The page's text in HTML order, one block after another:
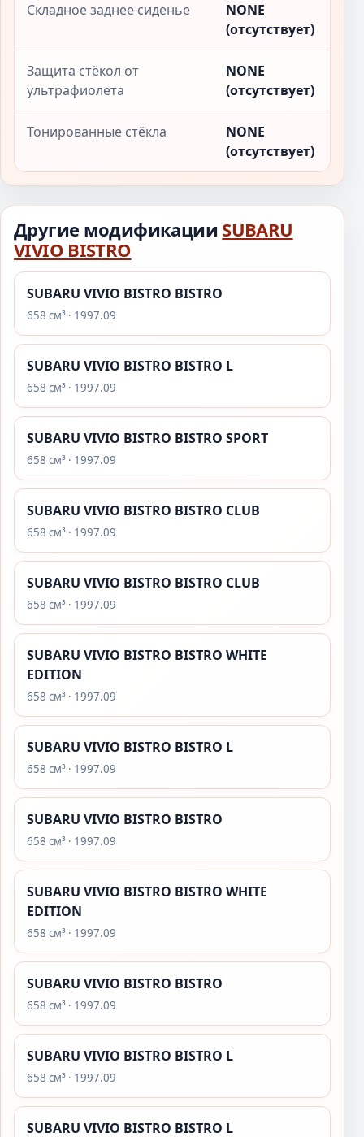
Складное заднее сиденье
NONE
(отсутствует)
Защита стёкол от
ультрафиолета
NONE
(отсутствует)
Тонированные стёкла
NONE
(отсутствует)
Другие модификации SUBARU
VIVIO BISTRO
SUBARU VIVIO BISTRO BISTRO
658 см³ · 1997.09
SUBARU VIVIO BISTRO BISTRO L
658 см³ · 1997.09
SUBARU VIVIO BISTRO BISTRO SPORT
658 см³ · 1997.09
SUBARU VIVIO BISTRO BISTRO CLUB
658 см³ · 1997.09
SUBARU VIVIO BISTRO BISTRO CLUB
658 см³ · 1997.09
SUBARU VIVIO BISTRO BISTRO WHITE
EDITION
658 см³ · 1997.09
SUBARU VIVIO BISTRO BISTRO L
658 см³ · 1997.09
SUBARU VIVIO BISTRO BISTRO
658 см³ · 1997.09
SUBARU VIVIO BISTRO BISTRO WHITE
EDITION
658 см³ · 1997.09
SUBARU VIVIO BISTRO BISTRO
658 см³ · 1997.09
SUBARU VIVIO BISTRO BISTRO L
658 см³ · 1997.09
SUBARU VIVIO BISTRO BISTRO L